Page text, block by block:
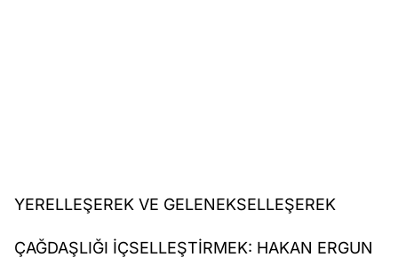
YERELLEŞEREK VE GELENEKSELLEŞEREK
ÇAĞDAŞLIĞI İÇSELLEŞTİRMEK: HAKAN ERGUN